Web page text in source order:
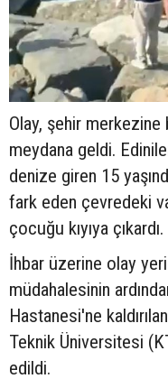
Olay, şehir merkezine
meydana geldi.
denize giren 15
fark eden çevredeki
çocuğu kıyıya çıkardı.
İhbar üzerine olay
müdahalesinin
Hastanesi'ne
Teknik Üniversitesi
edildi.